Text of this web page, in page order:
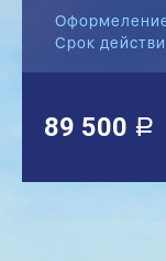
Срок
89 500 a